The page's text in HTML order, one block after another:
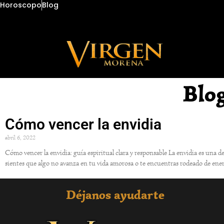
HoroscopoBlog
Cómo vencer la envidia
abril 6, 2022
Cómo vencer la envidia: guía espiritual clara y responsable La envidia es una
sientes que algo no avanza en tu vida amorosa o te encuentras rodeado de
Déjanos ayudarte